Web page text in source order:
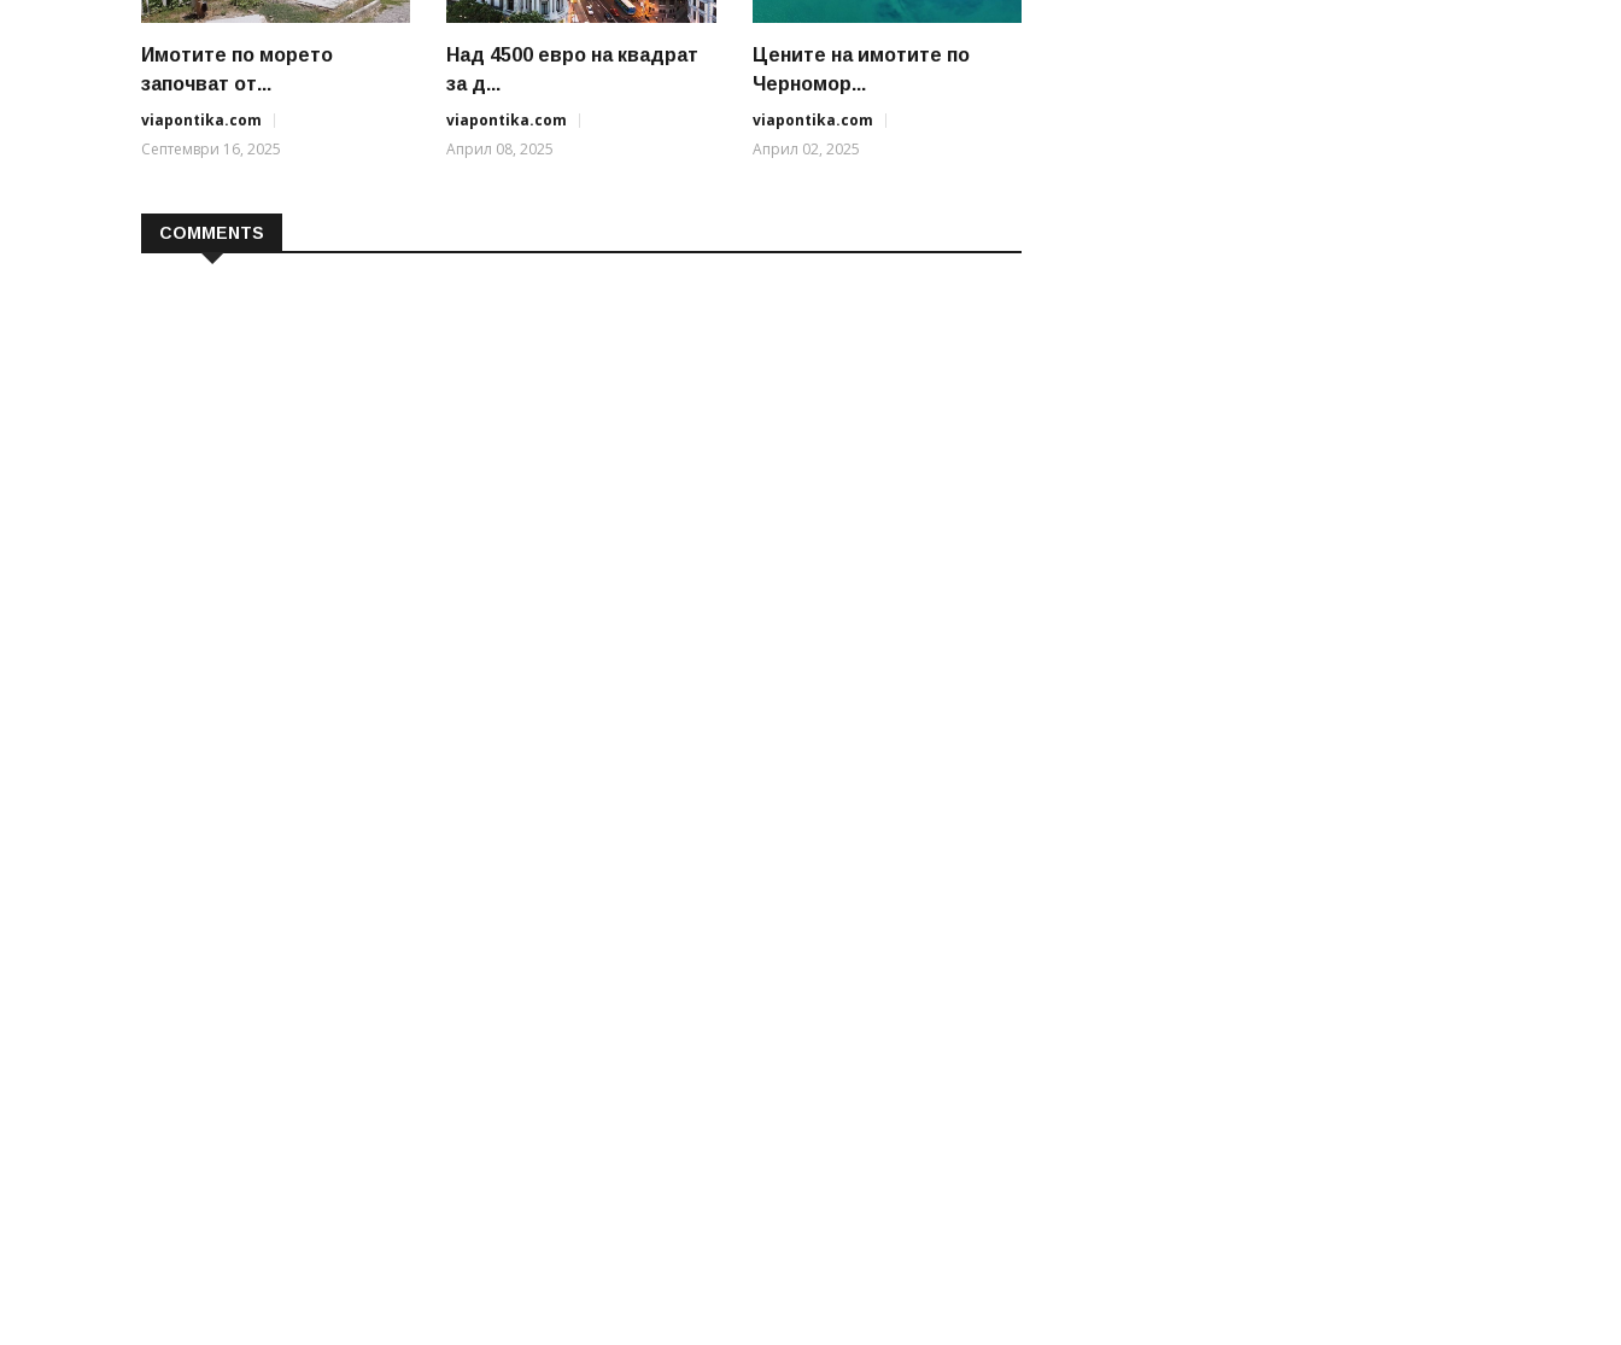
Имотите по морето
започват от...
viapontika.com
Септември 16, 2025
Над 4500 евро на квадрат
за д...
viapontika.com
Април 08, 2025
Цените на имотите по
Черномор...
viapontika.com
Април 02, 2025
COMMENTS